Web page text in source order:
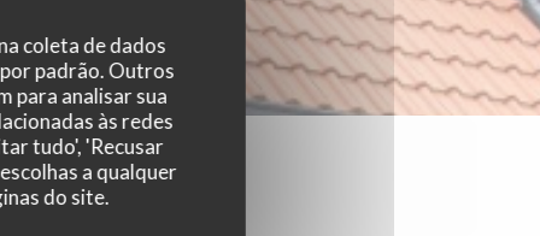
coleta de dados
padrão. Outros
para analisar sua
às redes
tudo', 'Recusar
a qualquer
do site.